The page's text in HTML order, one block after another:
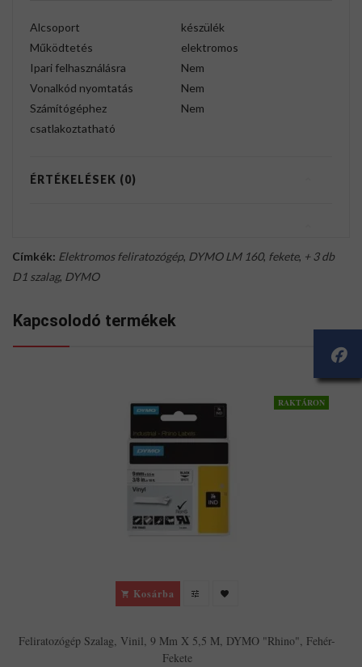
Alcsoport
készülék
Működtetés
elektromos
Ipari felhasználásra
Nem
Vonalkód nyomtatás
Nem
Számítógéphez
csatlakoztatható
Nem
ÉRTÉKELÉSEK (0)
Címkék: Elektromos feliratozógép, DYMO LM 160, fekete, + 3 db
D1 szalag, DYMO
Kapcsolodó termékek
RAKTÁRON
Kosárba
Feliratozógép Szalag, Vinil, 9 Mm X 5,5 M, DYMO "Rhino", Fehér-
Fekete